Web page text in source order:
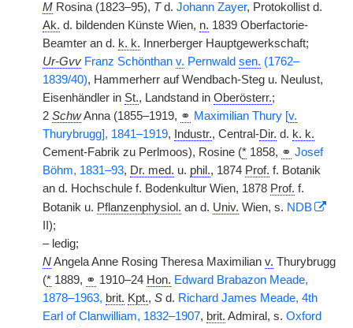
M Rosina (1823–95), Td. Johann Zayer, Protokollist d.
Ak. d. bildenden Künste Wien, n. 1839 Oberfactorie-
Beamter an d. k. k. Innerberger Hauptgewerkschaft;
Ur-Gvv Franz Schönthan v. Pernwald sen. (1762–
1839/40), Hammerherr auf Wendbach-Steg u. Neulust,
Eisenhändler in St., Landstand in Oberösterr.;
2 SchwAnna (1855–1919, ⚭ Maximilian Thury [v.
Thurybrugg], 1841–1919, Industr., Central-Dir. d. k. k.
Cement-Fabrik zu Perlmoos), Rosine (* 1858, ⚭ Josef
Böhm, 1831–93, Dr. med. u. phil., 1874 Prof. f. Botanik
an d. Hochschule f. Bodenkultur Wien, 1878 Prof. f.
Botanik u. Pflanzenphysiol. an d. Univ. Wien, s. NDB
II);
– ledig;
NAngela Anne Rosing Theresa Maximilian v. Thurybrugg
(* 1889, ⚭ 1910–24 Hon. Edward Brabazon Meade,
1878–1963, brit. Kpt., S d. Richard James Meade, 4th
Earl of Clanwilliam, 1832–1907, brit. Admiral, s. Oxford